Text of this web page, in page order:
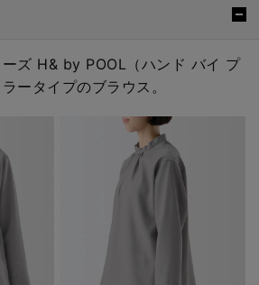
ズ H& by POOL（ハンド バイ プ
ータイプのブラウス。